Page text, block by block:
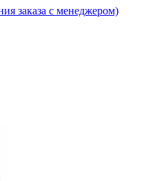
заказа с менеджером)